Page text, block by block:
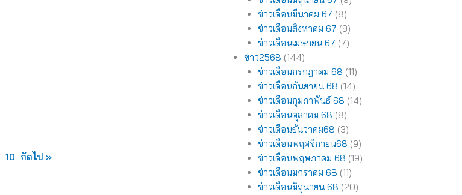
10 ถัดไป »
ข่าวเดือนมีนาคม 67 (8)
ข่าวเดือนสิงหาคม 67 (9)
ข่าวเดือนเมษายน 67 (7)
ข่าว2568 (144)
ข่าวเดือนกรกฎาคม 68 (11)
ข่าวเดือนกันยายน 68 (14)
ข่าวเดือนกุมภาพันธ์ 68 (14)
ข่าวเดือนตุลาคม 68 (8)
ข่าวเดือนธันวาคม68 (3)
ข่าวเดือนพฤศจิกายน68 (9)
ข่าวเดือนพฤษภาคม 68 (19)
ข่าวเดือนมกราคม 68 (11)
ข่าวเดือนมิถุนายน 68 (20)